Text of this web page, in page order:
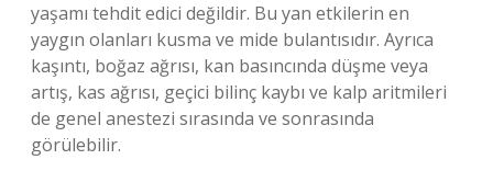
yaşamı tehdit edici değildir. Bu yan etkilerin en
yaygın olanları kusma ve mide bulantısıdır. Ayrıca
kaşıntı, boğaz ağrısı, kan basıncında düşme veya
artış, kas ağrısı, geçici bilinç kaybı ve kalp aritmileri
de genel anestezi sırasında ve sonrasında
görülebilir.